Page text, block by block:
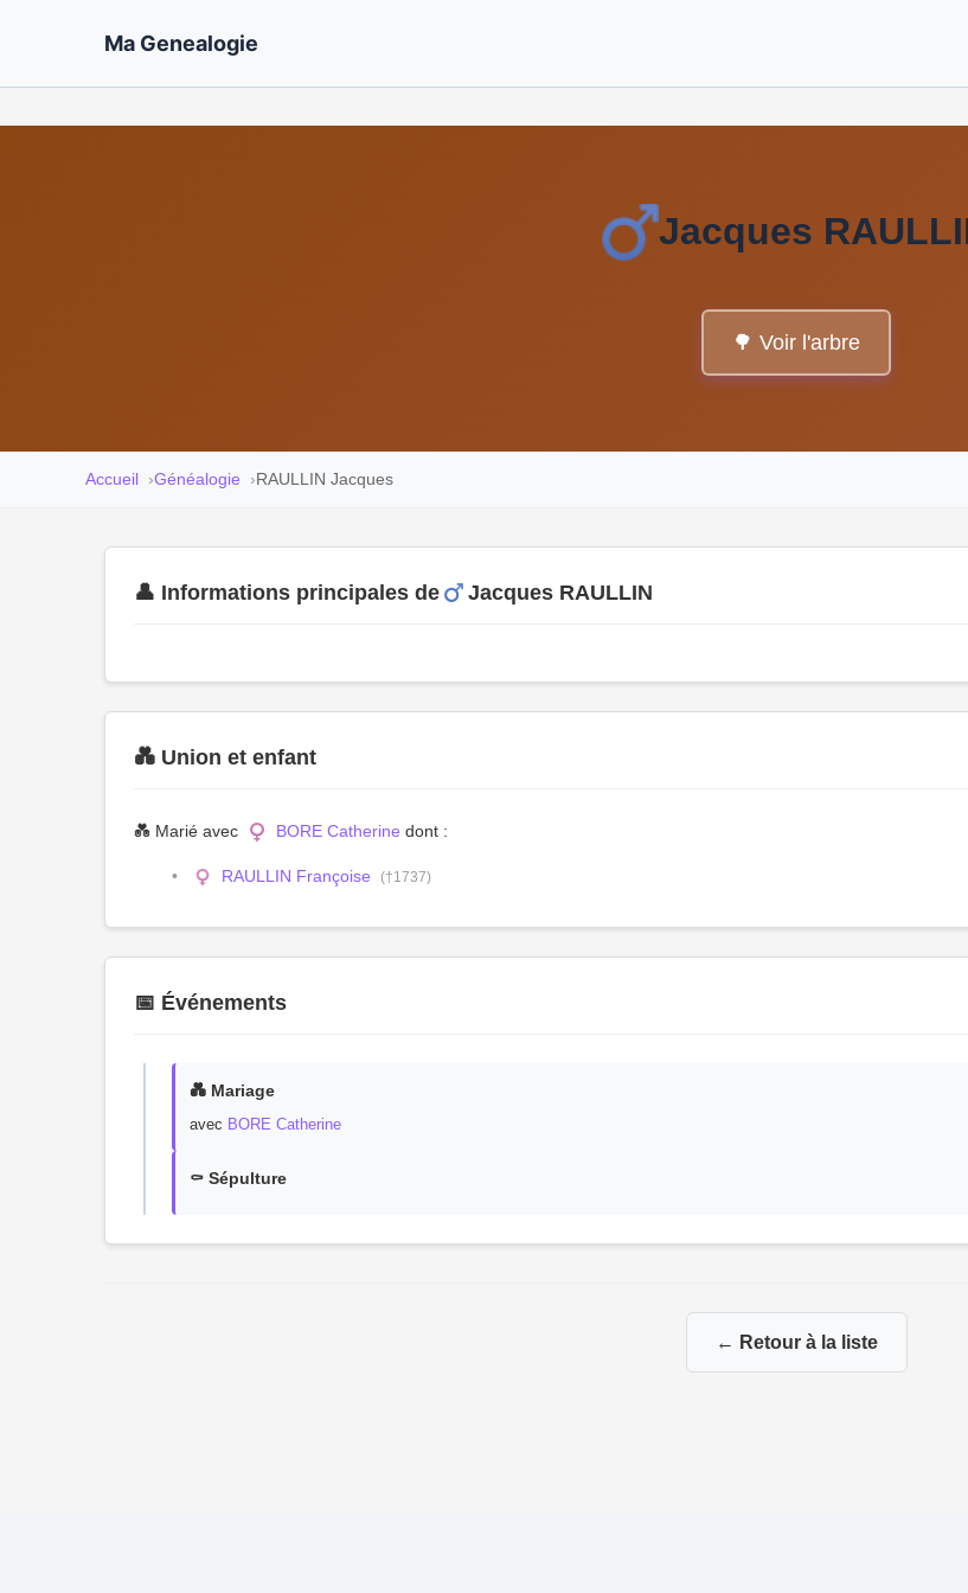
Ma Genealogie
Jacques
🌳 Voir l'arbre
Accueil Généalogie RAULLIN Jacques
👤 Informations principales de Jacques RAULLIN
💑 Union et enfant
💑 Marié avec BORE Catherine dont :
RAULLIN Françoise (†1737)
📅 Événements
💑 Mariage
avec BORE Catherine
⚰️ Sépulture
← Retour à la liste